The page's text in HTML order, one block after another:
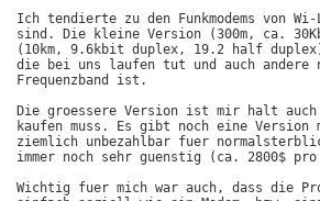
Ich tendierte zu den Funkmodems von
sind. Die kleine Version (300m, ca.
(10km, 9.6kbit duplex, 19.2 half
die bei uns laufen tut und auch
Frequenzband ist.
Die groessere Version ist mir halt
kaufen muss. Es gibt noch eine
ziemlich unbezahlbar fuer
immer noch sehr guenstig (ca. 2800$
Wichtig fuer mich war auch, dass die